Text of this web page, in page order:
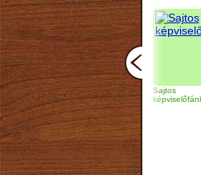
Zabpelyhes
túrógombóc
Sajtos
képviselőfánk